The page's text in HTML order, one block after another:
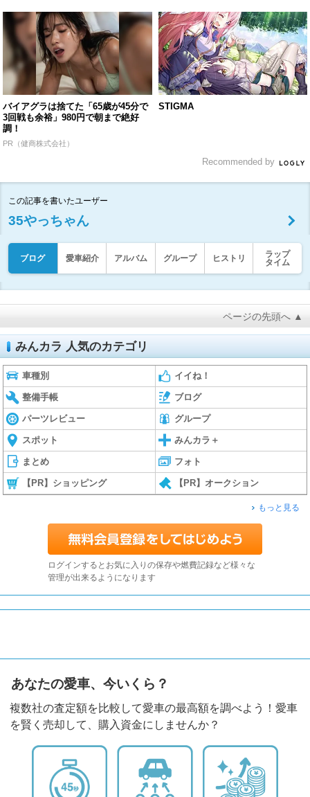
バイアグラは捨てた「65歳が45分で
3回戦も余裕」980円で朝まで絶好
調！
PR（健商株式会社）
STIGMA
Recommended by
この記事を書いたユーザー
35やっちゃん
ブログ 愛車紹介 アルバム グループ ヒストリ
ラップ
タイム
ページの先頭へ ▲
みんカラ 人気のカテゴリ
車種別 イイね！
整備手帳 ブログ
パーツレビュー グループ
スポット みんカラ＋
まとめ フォト
【PR】ショッピング 【PR】オークション
もっと見る
ログインするとお気に入りの保存や燃費記録など様々な
管理が出来るようになります
あなたの愛車、今いくら？
複数社の査定額を比較して愛車の最高額を調べよう！愛車
を賢く売却して、購入資金にしませんか？